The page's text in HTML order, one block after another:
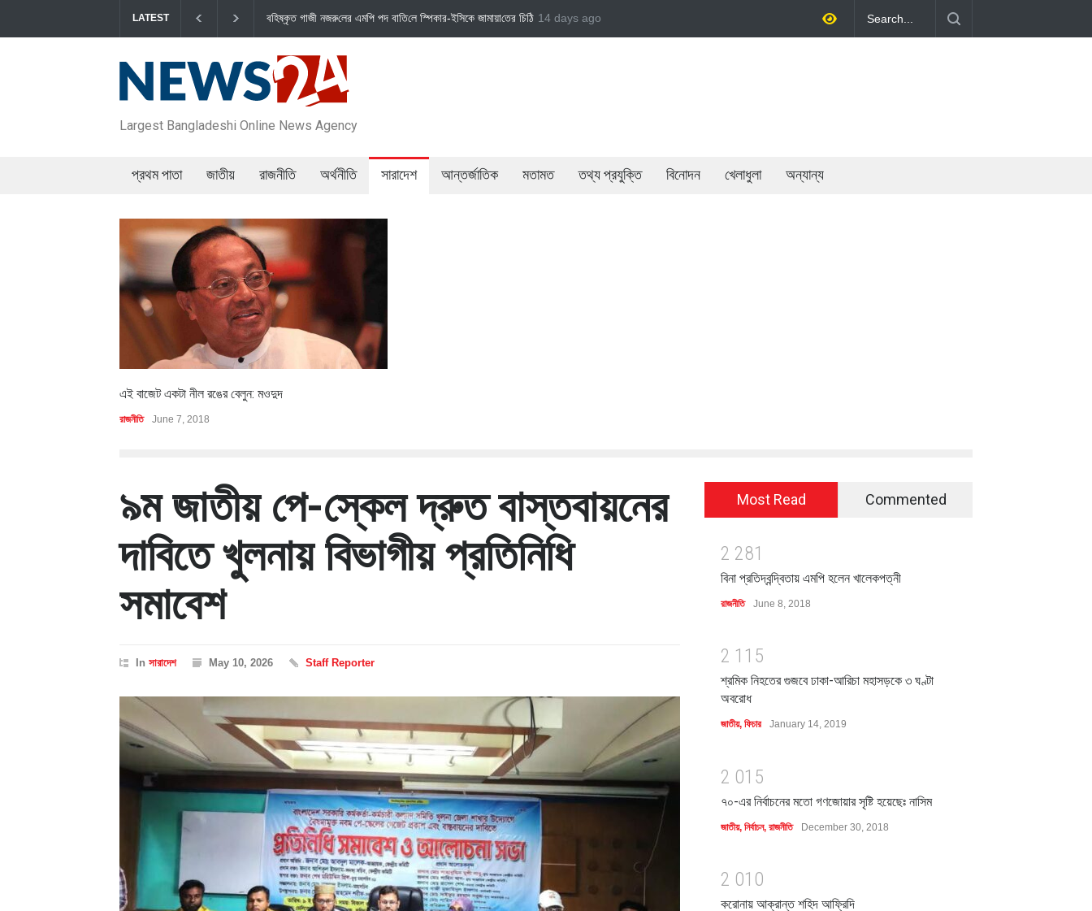
LATEST
বহিষ্কৃত গাজী নজরু‌লের এম‌পি পদ বা‌তি‌লে স্পিকার-ইসিকে জামায়া‌তের চি‌ঠি জামায়াত এমপি গাজী নজরুল ইসলামকে দল থেকে বহিষ্কার বেসরকারি খাতের গতিশীলতায় অর্থনীতি গড়ে তোলাই সরকারের মূল লক্ষ্য: প্রধানমন্ত্রী
14 days ago
Largest Bangladeshi Online News Agency
প্রথম পাতা জাতীয় রাজনীতি অর্থনীতি সারাদেশ আন্তর্জাতিক মতামত তথ্য প্রযুক্তি বিনোদন খেলাধুলা অন্যান্য
এই বাজেট একটা নীল রঙের বেলুন: মওদুদ
রাজনীতি June 7, 2018
৯ম জাতীয় পে-স্কেল দ্রুত বাস্তবায়নের
দাবিতে খুলনায় বিভাগীয় প্রতিনিধি
সমাবেশ
In সারাদেশ May 10, 2026 Staff Reporter
Most Read Commented
2 281
বিনা প্রতিদ্বন্দ্বিতায় এমপি হলেন খালেকপত্নী
রাজনীতি June 8, 2018
2 1 1 5
শ্রমিক নিহতের গুজবে ঢাকা-আরিচা মহাসড়কে ৩ ঘণ্টা
অবরোধ
জাতীয়, ফিচার January 14, 2019
2 01 5
৭০-এর নির্বাচনের মতো গণজোয়ার সৃষ্টি হয়েছেঃ নাসিম
জাতীয়, নির্বাচন, রাজনীতি December 30, 2018
2 01 0
করোনায় আক্রান্ত শহিদ আফ্রিদি